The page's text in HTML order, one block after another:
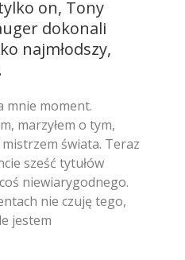
on, Tony
dokonali
najmłodszy,
mnie moment.
marzyłem o tym,
świata. Teraz
sześć tytułów
niewiarygodnego.
nie czuję tego,
jestem